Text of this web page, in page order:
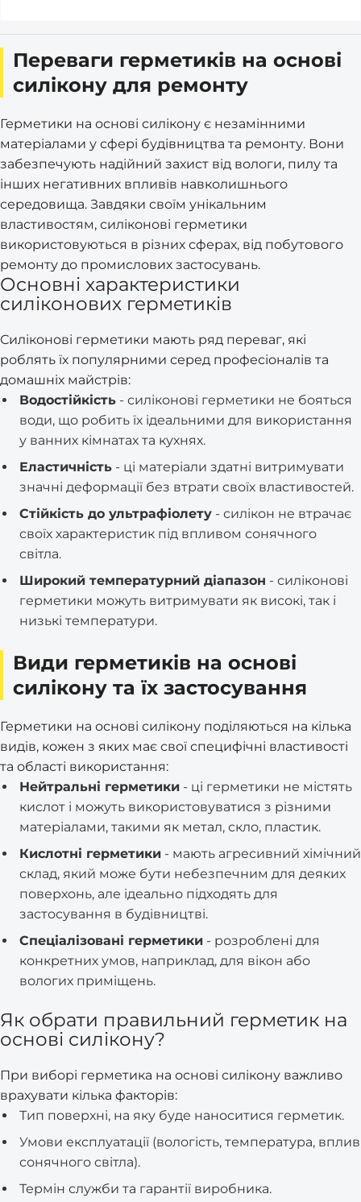
Переваги герметиків на основі
силікону для ремонту
Герметики на основі силікону є незамінними
матеріалами у сфері будівництва та ремонту. Вони
забезпечують надійний захист від вологи, пилу та
інших негативних впливів навколишнього
середовища. Завдяки своїм унікальним
властивостям, силіконові герметики
використовуються в різних сферах, від побутового
ремонту до промислових застосувань.
Основні характеристики
силіконових герметиків
Силіконові герметики мають ряд переваг, які
роблять їх популярними серед професіоналів та
домашніх майстрів:
Водостійкість - силіконові герметики не бояться
води, що робить їх ідеальними для використання
у ванних кімнатах та кухнях.
Еластичність - ці матеріали здатні витримувати
значні деформації без втрати своїх властивостей.
Стійкість до ультрафіолету - силікон не втрачає
своїх характеристик під впливом сонячного
світла.
Широкий температурний діапазон - силіконові
герметики можуть витримувати як високі, так і
низькі температури.
Види герметиків на основі
силікону та їх застосування
Герметики на основі силікону поділяються на кілька
видів, кожен з яких має свої специфічні властивості
та області використання:
Нейтральні герметики - ці герметики не містять
кислот і можуть використовуватися з різними
матеріалами, такими як метал, скло, пластик.
Кислотні герметики - мають агресивний хімічний
склад, який може бути небезпечним для деяких
поверхонь, але ідеально підходять для
застосування в будівництві.
Спеціалізовані герметики - розроблені для
конкретних умов, наприклад, для вікон або
вологих приміщень.
Як обрати правильний герметик на
основі силікону?
При виборі герметика на основі силікону важливо
врахувати кілька факторів:
Тип поверхні, на яку буде наноситися герметик.
Умови експлуатації (вологість, температура, вплив
сонячного світла).
Термін служби та гарантії виробника.